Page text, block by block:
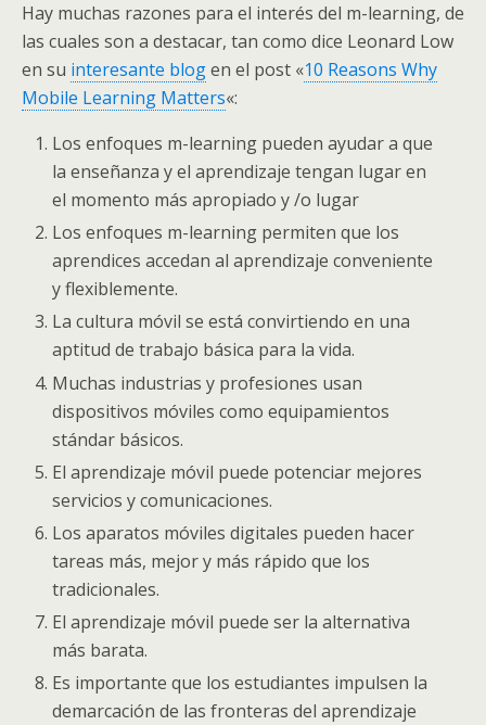
Hay muchas razones para el interés del m-learning, de
las cuales son a destacar, tan como dice Leonard Low
en su interesante blogen el post «10 Reasons Why
Mobile Learning Matters«:
Los enfoques m-learning pueden ayudar a que
la enseñanza y el aprendizaje tengan lugar en
el momento más apropiado y /o lugar
Los enfoques m-learning permiten que los
aprendices accedan al aprendizaje conveniente
y flexiblemente.
La cultura móvil se está convirtiendo en una
aptitud de trabajo básica para la vida.
Muchas industrias y profesiones usan
dispositivos móviles como equipamientos
stándar básicos.
El aprendizaje móvil puede potenciar mejores
servicios y comunicaciones.
Los aparatos móviles digitales pueden hacer
tareas más, mejor y más rápido que los
tradicionales.
El aprendizaje móvil puede ser la alternativa
más barata.
Es importante que los estudiantes impulsen la
demarcación de las fronteras del aprendizaje